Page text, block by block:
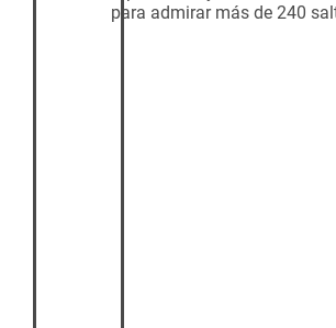
para admirar más de 240